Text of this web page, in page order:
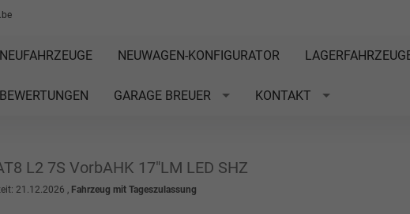
NEUFAHRZEUGE NEUWAGEN-KONFIGURATOR
BEWERTUNGEN GARAGE BREUER KONTAKT
L2 7S VorbAHK 17"LM LED SHZ
21.12.2026 , Fahrzeug mit Tageszulassung